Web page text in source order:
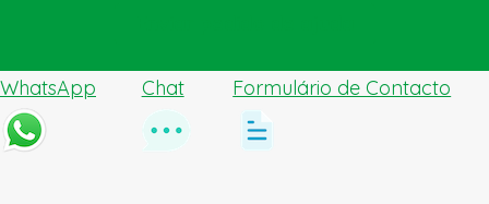
WhatsApp Chat Formulário de Contacto